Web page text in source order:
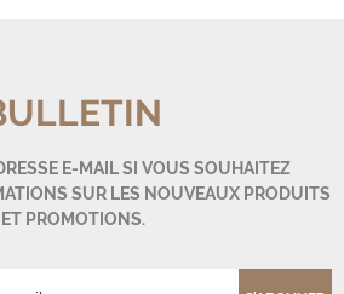
E-MAIL SI VOUS SOUHAITEZ
SUR LES NOUVEAUX PRODUITS
ET PROMOTIONS.